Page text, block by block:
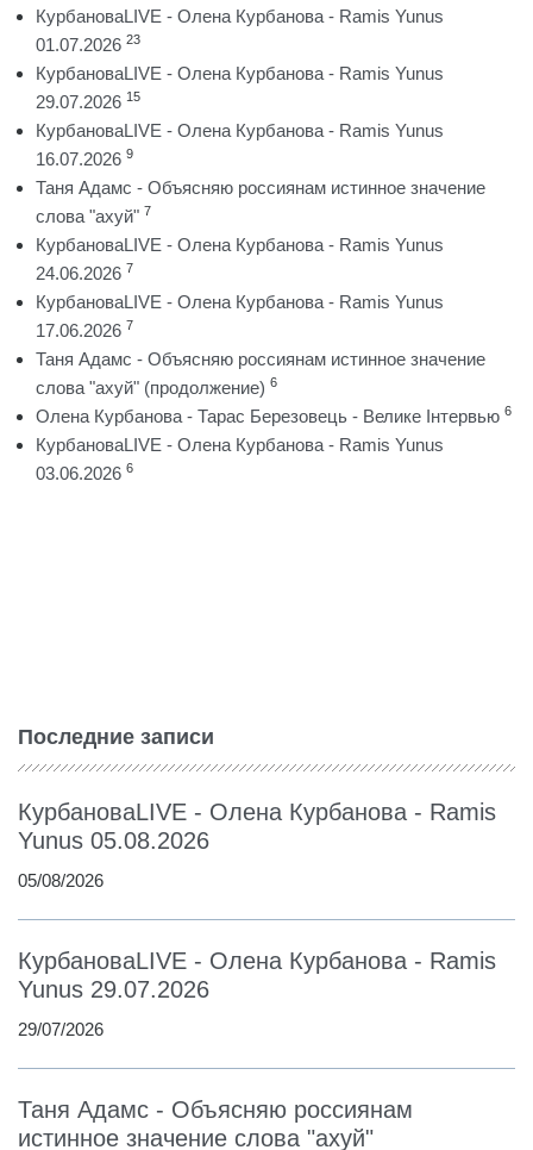
КурбановаLIVE - Олена Курбанова - Ramis Yunus
01.07.2026 23
КурбановаLIVE - Олена Курбанова - Ramis Yunus
29.07.2026 15
КурбановаLIVE - Олена Курбанова - Ramis Yunus
16.07.2026 9
Таня Адамс - Объясняю россиянам истинное значение
слова "ахуй" 7
КурбановаLIVE - Олена Курбанова - Ramis Yunus
24.06.2026 7
КурбановаLIVE - Олена Курбанова - Ramis Yunus
17.06.2026 7
Таня Адамс - Объясняю россиянам истинное значение
слова "ахуй" (продолжение) 6
Олена Курбанова - Тарас Березовець - Велике Інтервью 6
КурбановаLIVE - Олена Курбанова - Ramis Yunus
03.06.2026 6
Последние записи
КурбановаLIVE - Олена Курбанова - Ramis
Yunus 05.08.2026
05/08/2026
КурбановаLIVE - Олена Курбанова - Ramis
Yunus 29.07.2026
29/07/2026
Таня Адамс - Объясняю россиянам
истинное значение слова "ахуй"